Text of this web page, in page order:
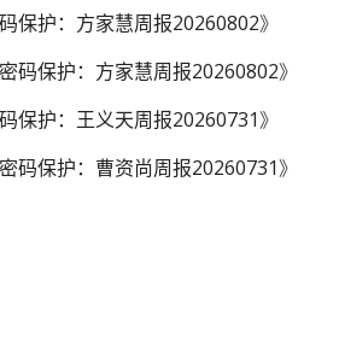
保护：方家慧周报20260802》
密码保护：方家慧周报20260802》
保护：王义天周报20260731》
密码保护：曹资尚周报20260731》